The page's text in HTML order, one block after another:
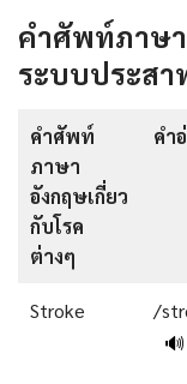
คำศัพท์ภาษา
ระบบประสา
คำศัพท์
ภาษา
อังกฤษเกี่ยว
กับโรค
ต่างๆ
คำ
Stroke
/
🔊